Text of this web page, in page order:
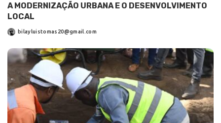
A MODERNIZAÇÃO URBANA E O DESENVOLVIMENTO
LOCAL
bilayluistomas20@gmail.com